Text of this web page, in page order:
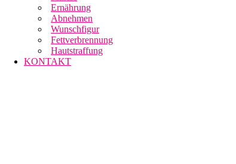
Ernährung
Abnehmen
Wunschfigur
Fettverbrennung
Hautstraffung
KONTAKT